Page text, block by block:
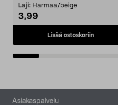
Laji: Harmaa/beige
3,99
Lisää ostoskoriin
Alatunniste
Asiakaspalvelu